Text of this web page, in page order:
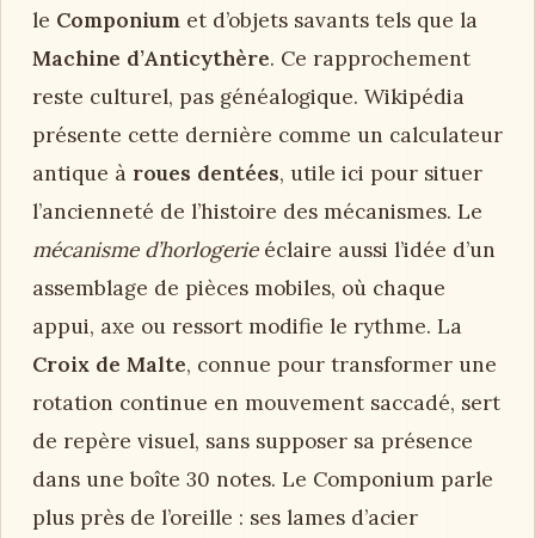
le Componium et d’objets savants tels que la
Machine d’Anticythère. Ce rapprochement
reste culturel, pas généalogique. Wikipédia
présente cette dernière comme un calculateur
antique à roues dentées, utile ici pour situer
l’ancienneté de l’histoire des mécanismes. Le
mécanisme d’horlogerieéclaire aussi l’idée d’un
assemblage de pièces mobiles, où chaque
appui, axe ou ressort modifie le rythme. La
Croix de Malte, connue pour transformer une
rotation continue en mouvement saccadé, sert
de repère visuel, sans supposer sa présence
dans une boîte 30 notes. Le Componium parle
plus près de l’oreille : ses lames d’acier